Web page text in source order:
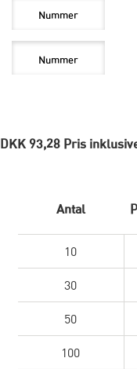
DKK 93,28 Pris
Antal
10
30
50
100